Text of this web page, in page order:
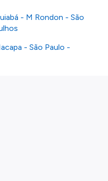
- M Rondon - São
- São Paulo -